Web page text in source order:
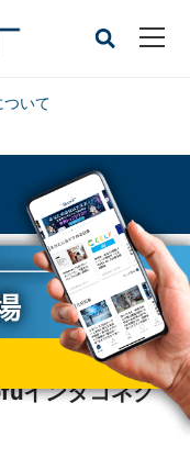
いて
細が明らかに
インタコネク